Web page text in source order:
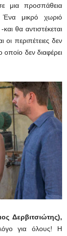
μια προσπάθεια
Ένα μικρό χωριό
θα αντιστέκεται
περιπέτειες δεν
δεν διαφέρει
Δερβιτσιώτης),
για όλους! Η